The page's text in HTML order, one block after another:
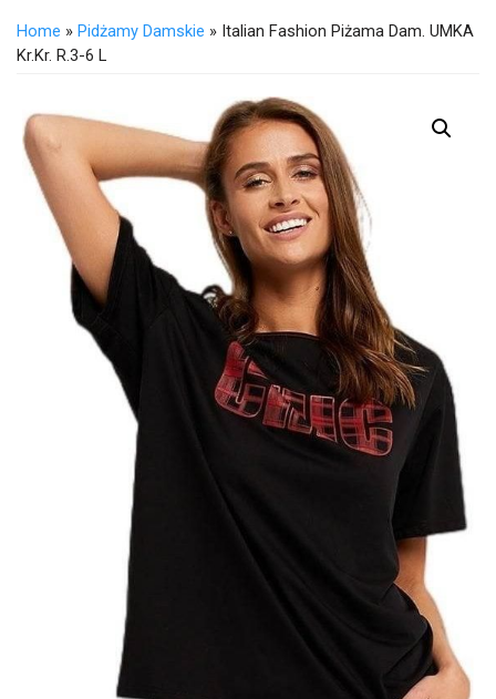
Home » Pidżamy Damskie » Italian Fashion Piżama Dam. UMKA
Kr.kr. R.3-6 L